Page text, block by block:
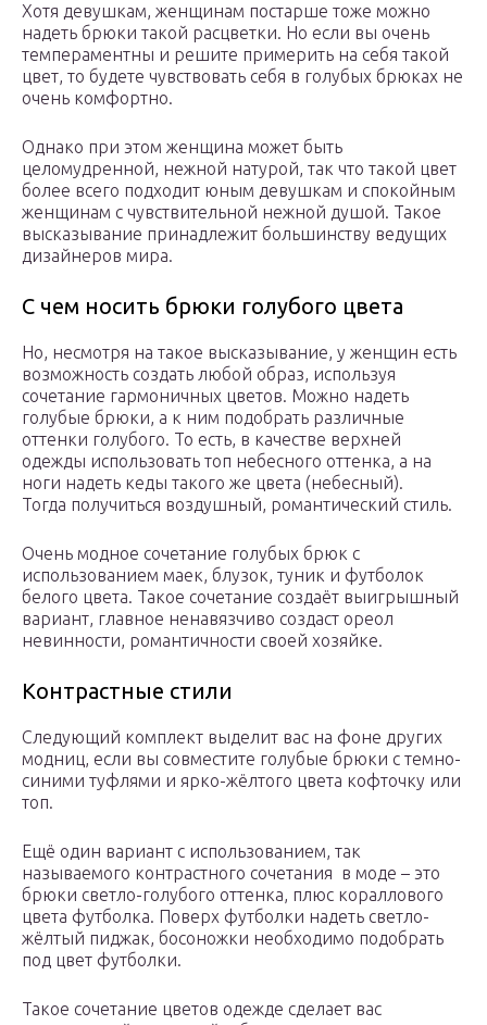
Хотя девушкам, женщинам постарше тоже можно
надеть брюки такой расцветки. Но если вы очень
темпераментны и решите примерить на себя такой
цвет, то будете чувствовать себя в голубых брюках не
очень комфортно.
Однако при этом женщина может быть
целомудренной, нежной натурой, так что такой цвет
более всего подходит юным девушкам и спокойным
женщинам с чувствительной нежной душой. Такое
высказывание принадлежит большинству ведущих
дизайнеров мира.
С чем носить брюки голубого цвета
Но, несмотря на такое высказывание, у женщин есть
возможность создать любой образ, используя
сочетание гармоничных цветов. Можно надеть
голубые брюки, а к ним подобрать различные
оттенки голубого. То есть, в качестве верхней
одежды использовать топ небесного оттенка, а на
ноги надеть кеды такого же цвета (небесный).
Тогда получиться воздушный, романтический стиль.
Очень модное сочетание голубых брюк с
использованием маек, блузок, туник и футболок
белого цвета. Такое сочетание создаёт выигрышный
вариант, главное ненавязчиво создаст ореол
невинности, романтичности своей хозяйке.
Контрастные стили
Следующий комплект выделит вас на фоне других
модниц, если вы совместите голубые брюки с темно-
синими туфлями и ярко-жёлтого цвета кофточку или
топ.
Ещё один вариант с использованием, так
называемого контрастного сочетания в моде – это
брюки светло-голубого оттенка, плюс кораллового
цвета футболка. Поверх футболки надеть светло-
жёлтый пиджак, босоножки необходимо подобрать
под цвет футболки.
Такое сочетание цветов одежде сделает вас